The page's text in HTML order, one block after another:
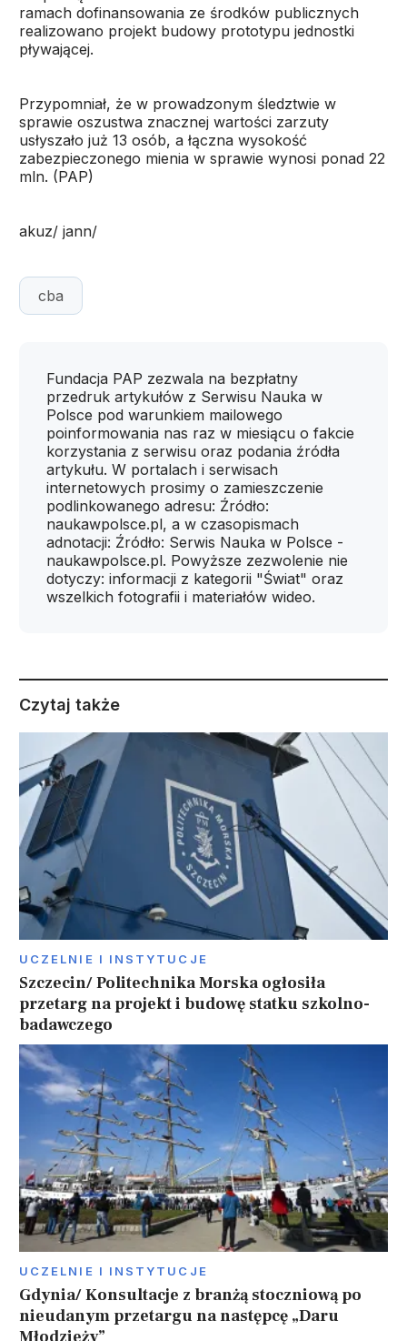
ramach dofinansowania ze środków publicznych
realizowano projekt budowy prototypu jednostki
pływającej.
Przypomniał, że w prowadzonym śledztwie w
sprawie oszustwa znacznej wartości zarzuty
usłyszało już 13 osób, a łączna wysokość
zabezpieczonego mienia w sprawie wynosi ponad 22
mln. (PAP)
akuz/ jann/
cba
Fundacja PAP zezwala na bezpłatny
przedruk artykułów z Serwisu Nauka w
Polsce pod warunkiem mailowego
poinformowania nas raz w miesiącu o fakcie
korzystania z serwisu oraz podania źródła
artykułu. W portalach i serwisach
internetowych prosimy o zamieszczenie
podlinkowanego adresu: Źródło:
naukawpolsce.pl, a w czasopismach
adnotacji: Źródło: Serwis Nauka w Polsce -
naukawpolsce.pl. Powyższe zezwolenie nie
dotyczy: informacji z kategorii "Świat" oraz
wszelkich fotografii i materiałów wideo.
Czytaj także
UCZELNIE I INSTYTUCJE
Szczecin/ Politechnika Morska ogłosiła
przetarg na projekt i budowę statku szkolno-
badawczego
UCZELNIE I INSTYTUCJE
Gdynia/ Konsultacje z branżą stoczniową po
nieudanym przetargu na następcę „Daru